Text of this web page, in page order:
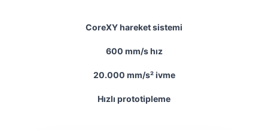
CoreXY hareket sistemi
600 mm/s hız
20.000 mm/s² ivme
Hızlı prototipleme